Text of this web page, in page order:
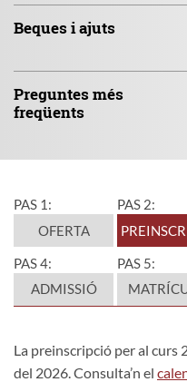
Bequesi ajuts
Preguntesmés
freqüents
PAS 1:
OFERTA
PAS 2:
PAS 4:
ADMISSIÓ
PAS 5:
La preinscripció per al curs
del 2026. Consulta’n el